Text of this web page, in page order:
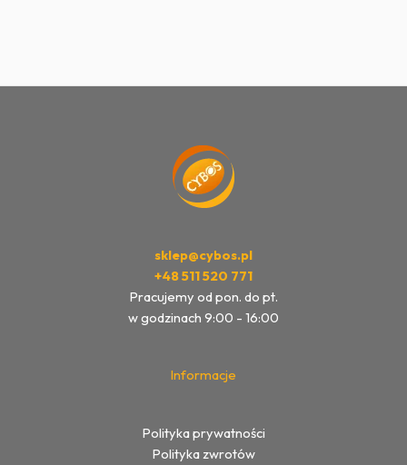
sklep@cybos.pl
+48 511 520 771
Pracujemy od pon. do pt.
w godzinach 9:00 - 16:00
Informacje
Polityka prywatności
Polityka zwrotów